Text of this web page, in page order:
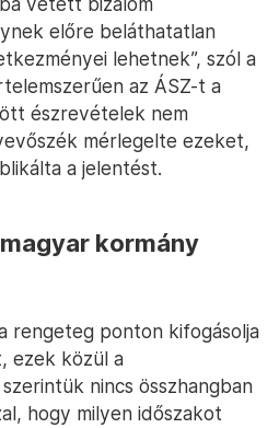
előre beláthatatlan
lehetnek”, szól a
az ÁSZ-t a
észrevételek nem
mérlegelte ezeket,
a jelentést.
kormány
rengeteg ponton kifogásolja
ezek közül a
nincs összhangban
hogy milyen időszakot